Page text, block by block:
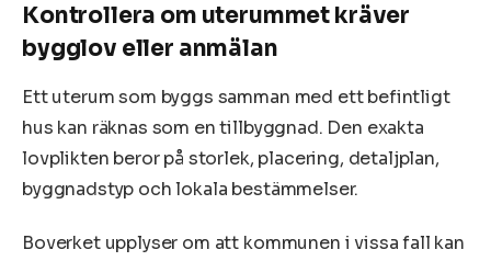
Kontrollera om uterummet kräver
bygglov eller anmälan
Ett uterum som byggs samman med ett befintligt
hus kan räknas som en tillbyggnad. Den exakta
lovplikten beror på storlek, placering, detaljplan,
byggnadstyp och lokala bestämmelser.
Boverket upplyser om att kommunen i vissa fall kan